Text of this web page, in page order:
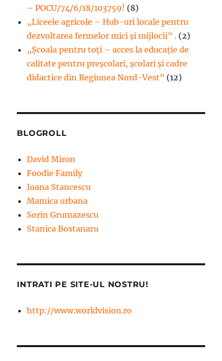
– POCU/74/6/18/103759! (8)
„Liceele agricole – Hub-uri locale pentru
dezvoltarea fermelor mici şi mijlocii” . (2)
„Școala pentru toți – acces la educație de
calitate pentru preșcolari, școlari și cadre
didactice din Regiunea Nord-Vest” (12)
BLOGROLL
David Miron
Foodie Family
Ioana Stancescu
Mamica urbana
Sorin Grumazescu
Stanica Bostanaru
INTRATI PE SITE-UL NOSTRU!
http://www.worldvision.ro